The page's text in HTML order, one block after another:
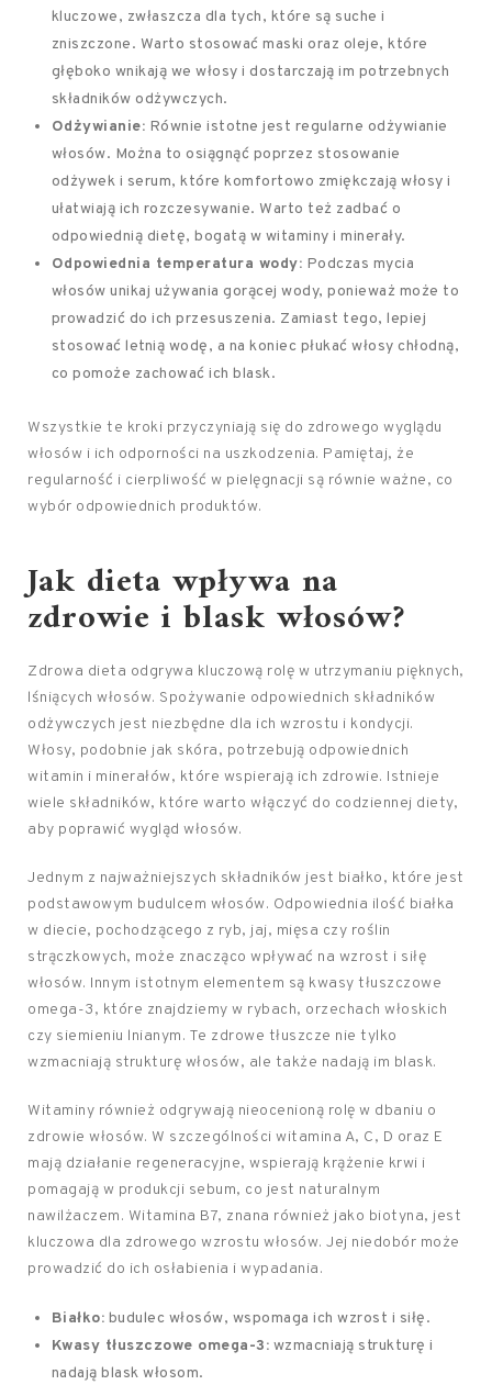
kluczowe, zwłaszcza dla tych, które są suche i
zniszczone. Warto stosować maski oraz oleje, które
głęboko wnikają we włosy i dostarczają im potrzebnych
składników odżywczych.
Odżywianie: Równie istotne jest regularne odżywianie
włosów. Można to osiągnąć poprzez stosowanie
odżywek i serum, które komfortowo zmiękczają włosy i
ułatwiają ich rozczesywanie. Warto też zadbać o
odpowiednią dietę, bogatą w witaminy i minerały.
Odpowiednia temperatura wody: Podczas mycia
włosów unikaj używania gorącej wody, ponieważ może to
prowadzić do ich przesuszenia. Zamiast tego, lepiej
stosować letnią wodę, a na koniec płukać włosy chłodną,
co pomoże zachować ich blask.
Wszystkie te kroki przyczyniają się do zdrowego wyglądu
włosów i ich odporności na uszkodzenia. Pamiętaj, że
regularność i cierpliwość w pielęgnacji są równie ważne, co
wybór odpowiednich produktów.
Jak dieta wpływa na
zdrowie i blask włosów?
Zdrowa dieta odgrywa kluczową rolę w utrzymaniu pięknych,
lśniących włosów. Spożywanie odpowiednich składników
odżywczych jest niezbędne dla ich wzrostu i kondycji.
Włosy, podobnie jak skóra, potrzebują odpowiednich
witamin i minerałów, które wspierają ich zdrowie. Istnieje
wiele składników, które warto włączyć do codziennej diety,
aby poprawić wygląd włosów.
Jednym z najważniejszych składników jest białko, które jest
podstawowym budulcem włosów. Odpowiednia ilość białka
w diecie, pochodzącego z ryb, jaj, mięsa czy roślin
strączkowych, może znacząco wpływać na wzrost i siłę
włosów. Innym istotnym elementem są kwasy tłuszczowe
omega-3, które znajdziemy w rybach, orzechach włoskich
czy siemieniu lnianym. Te zdrowe tłuszcze nie tylko
wzmacniają strukturę włosów, ale także nadają im blask.
Witaminy również odgrywają nieocenioną rolę w dbaniu o
zdrowie włosów. W szczególności witamina A, C, D oraz E
mają działanie regeneracyjne, wspierają krążenie krwi i
pomagają w produkcji sebum, co jest naturalnym
nawilżaczem. Witamina B7, znana również jako biotyna, jest
kluczowa dla zdrowego wzrostu włosów. Jej niedobór może
prowadzić do ich osłabienia i wypadania.
Białko: budulec włosów, wspomaga ich wzrost i siłę.
Kwasy tłuszczowe omega-3: wzmacniają strukturę i
nadają blask włosom.